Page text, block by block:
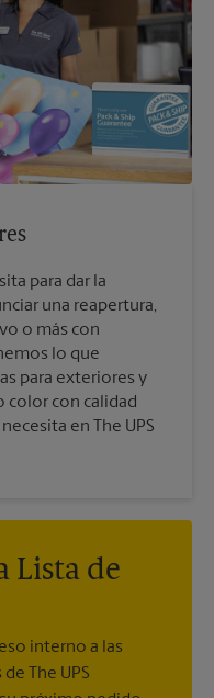
para dar la
una reapertura,
o más con
lo que
para exteriores y
color con calidad
en The UPS
Lista de
interno a las
The UPS